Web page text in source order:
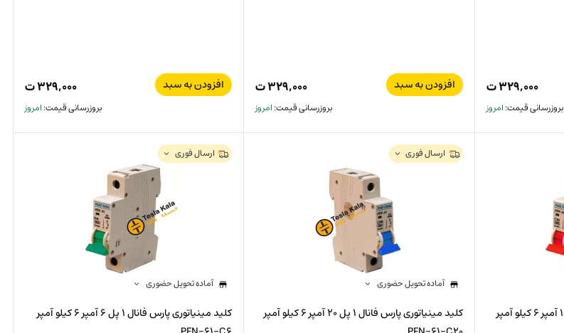
۳۲۹,۰۰۰ت
بروزرسانی قیمت:امروز
افزودن به سبد ۳۲۹,۰۰۰ت
بروزرسانی قیمت:امروز
افزودن به سبد ۳۲۹,۰۰۰ت
بروزرسانی قیمت:امروز
کلید مینیاتوری پارس فانال 1 پل 10 آمپر 6 کیلو آمپر
ارسال فوری
آماده تحویل حضوری
کلید مینیاتوری پارس فانال 1 پل 20 آمپر 6 کیلو آمپر
ارسال فوری
آماده تحویل حضوری
کلید مینیاتوری پارس فانال 1 پل 6 آمپر 6 کیلو آمپر